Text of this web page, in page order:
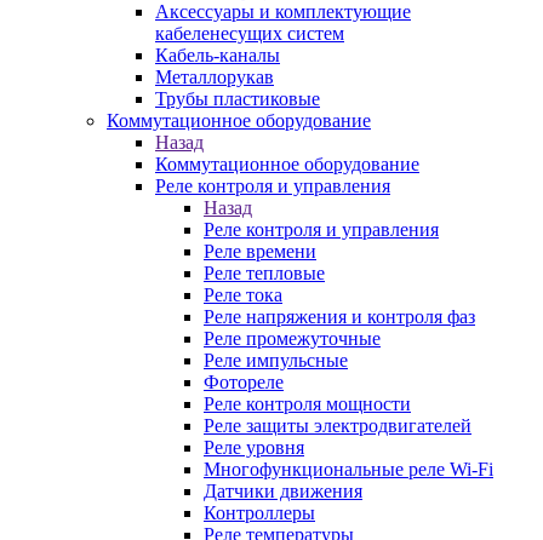
Аксессуары и комплектующие
кабеленесущих систем
Кабель-каналы
Металлорукав
Трубы пластиковые
Коммутационное оборудование
Назад
Коммутационное оборудование
Реле контроля и управления
Назад
Реле контроля и управления
Реле времени
Реле тепловые
Реле тока
Реле напряжения и контроля фаз
Реле промежуточные
Реле импульсные
Фотореле
Реле контроля мощности
Реле защиты электродвигателей
Реле уровня
Многофункциональные реле Wi-Fi
Датчики движения
Контроллеры
Реле температуры